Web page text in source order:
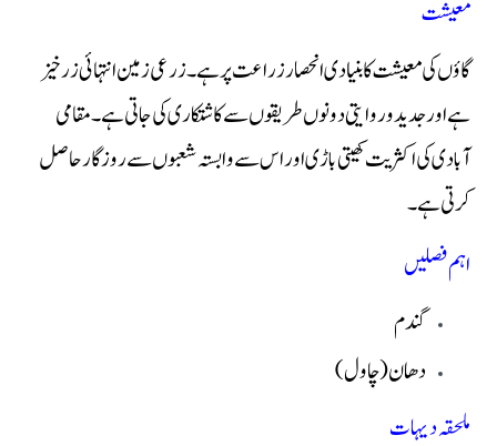
معیشت
گاؤں کی معیشت کا بنیادی انحصار زراعت پر ہے۔ زرعی زمین انتہائی زرخیز
ہے اور جدید و روایتی دونوں طریقوں سے کاشتکاری کی جاتی ہے۔ مقامی
آبادی کی اکثریت کھیتی باڑی اور اس سے وابستہ شعبوں سے روزگار حاصل
کرتی ہے۔
اہم فصلیں
گندم
دھان (چاول)
ملحقہ دیہات